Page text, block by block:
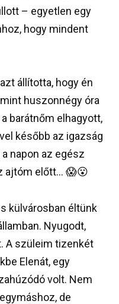
– egyetlen egy
hogy mindent
állította, hogy én
huszonnégy óra
barátnőm elhagyott,
később az igazság
napon az egész
ajtóm előtt… 😱😮
külvárosban éltünk
Nyugodt,
A szüleim tizenkét
Elenát, egy
volt. Nem
de